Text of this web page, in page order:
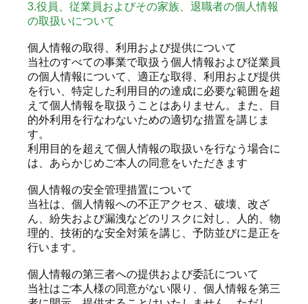
3.役員、従業員およびその家族、退職者の個⼈情報
の取扱いについて
個⼈情報の取得、利⽤および提供について
当社のすべての事業で取扱う個⼈情報および従業員
の個⼈情報について、適正な取得、利⽤および提供
を⾏い、特定した利⽤⽬的の達成に必要な範囲を超
えて個⼈情報を取扱うことはありません。また、⽬
的外利⽤を⾏なわないための適切な措置を講じま
す。
利⽤⽬的を超えて個⼈情報の取扱いを⾏なう場合に
は、あらかじめご本⼈の同意をいただきます
個⼈情報の安全管理措置について
当社は、個⼈情報への不正アクセス、破壊、改ざ
ん、紛失および漏洩などのリスクに対し、⼈的、物
理的、技術的な安全対策を講じ、予防並びに是正を
⾏います。
個⼈情報の第三者への提供および委託について
当社はご本⼈様の同意がない限り、個⼈情報を第三